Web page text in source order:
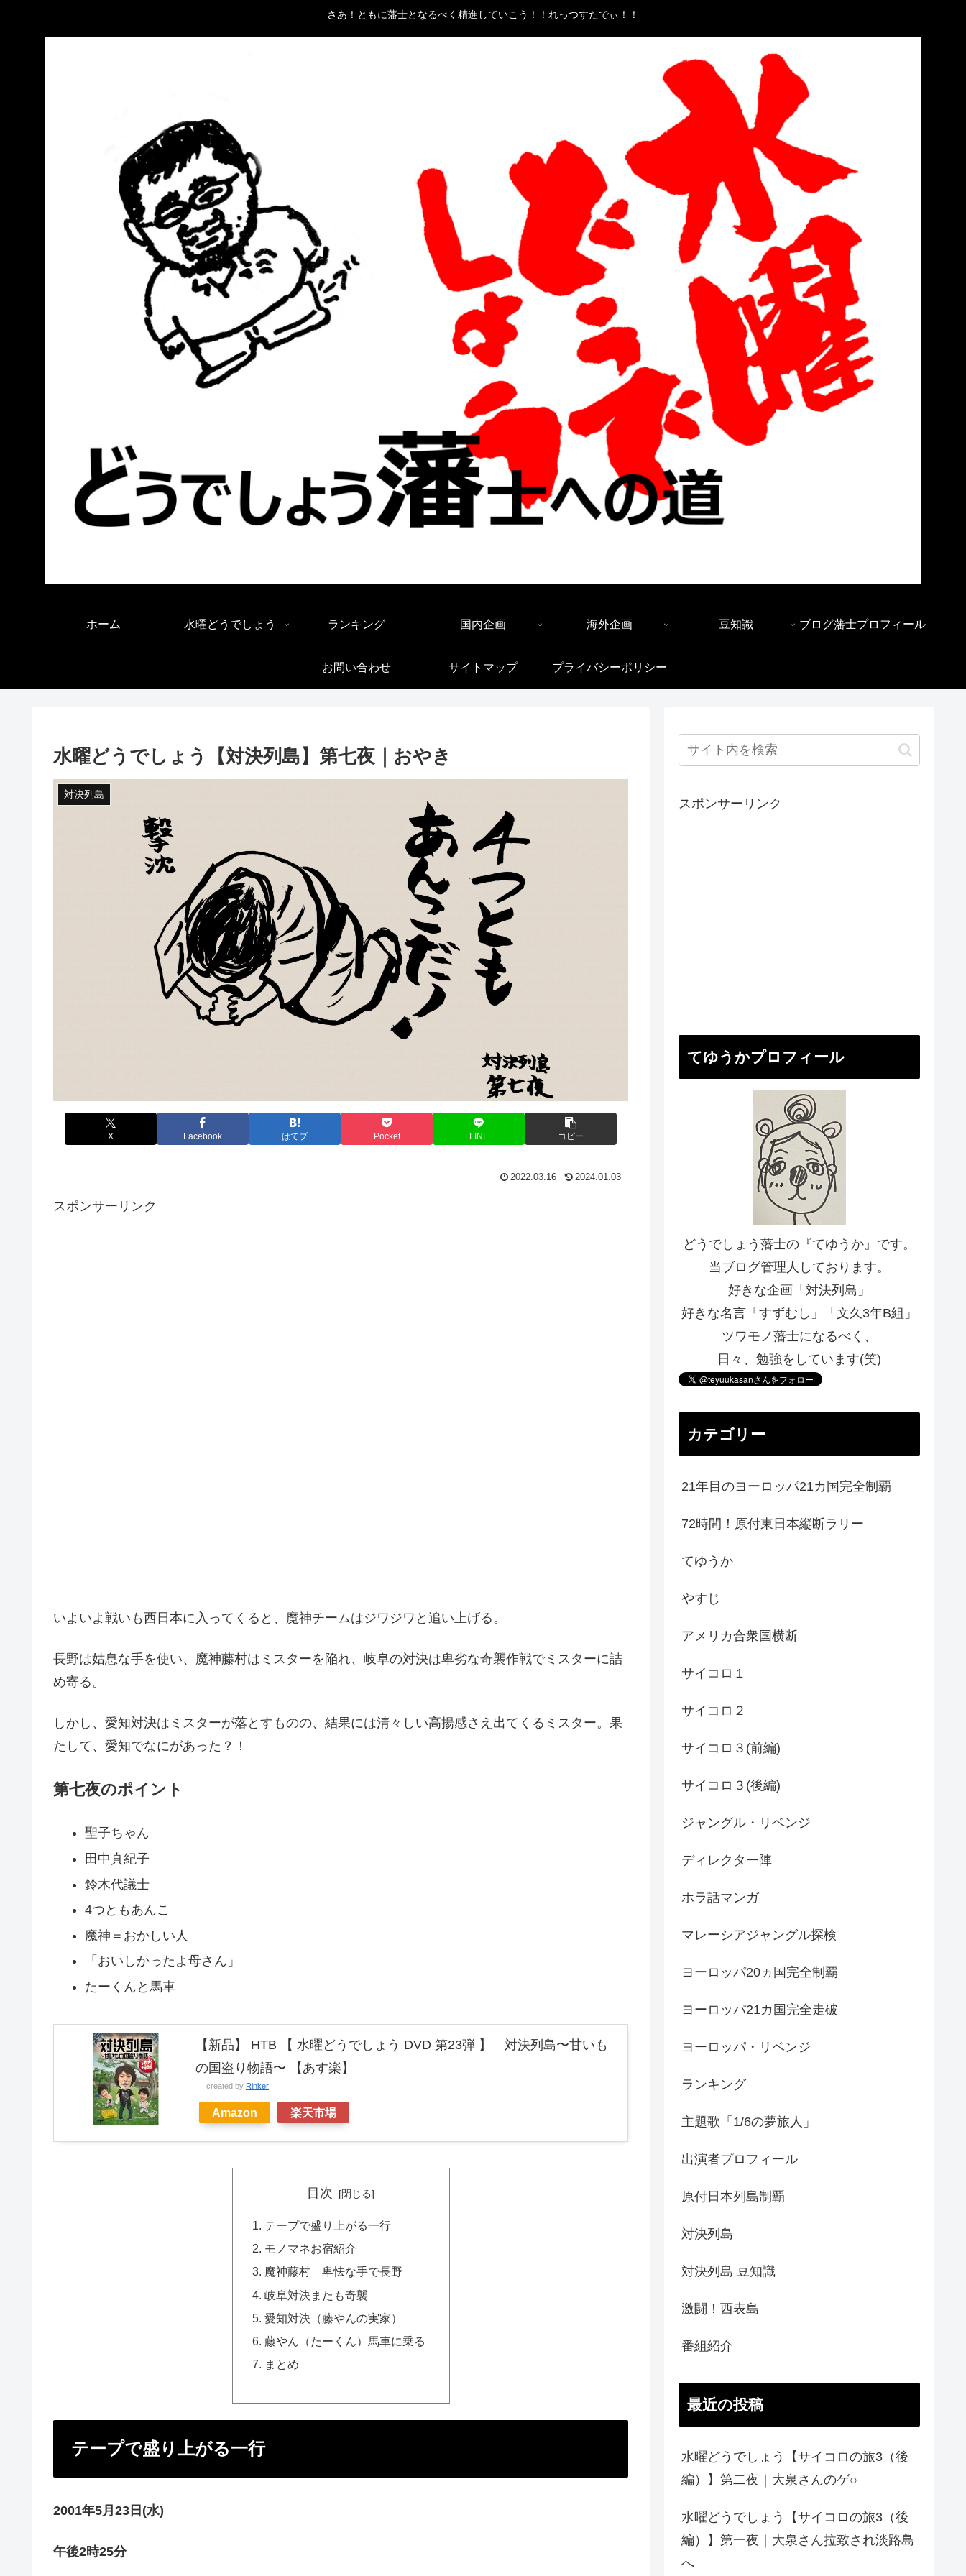
さあ！ともに藩士となるべく精進していこう！！れっつすたでぃ！！
ホーム 水曜どうでしょう ランキング 国内企画 海外企画 豆知識 ブログ藩士プロフィール
お問い合わせ サイトマップ プライバシーポリシー
水曜どうでしょう【対決列島】第七夜｜おやき
対決列島
X Facebook はてブ Pocket LINE コピー
2022.03.16 2024.01.03
スポンサーリンク
いよいよ戦いも西日本に入ってくると、魔神チームはジワジワと追い上げる。
長野は姑息な手を使い、魔神藤村はミスターを陥れ、岐阜の対決は卑劣な奇襲作戦でミスターに詰
め寄る。
しかし、愛知対決はミスターが落とすものの、結果には清々しい高揚感さえ出てくるミスター。果
たして、愛知でなにがあった？！
第七夜のポイント
聖子ちゃん
田中真紀子
鈴木代議士
4つともあんこ
魔神＝おかしい人
「おいしかったよ母さん」
たーくんと馬車
【新品】 HTB 【 水曜どうでしょう DVD 第23弾 】 対決列島〜甘いも
の国盗り物語〜 【あす楽】
created by Rinker
Amazon 楽天市場
目次
テープで盛り上がる一行
モノマネお宿紹介
魔神藤村 卑怯な手で長野
岐阜対決またも奇襲
愛知対決（藤やんの実家）
藤やん（たーくん）馬車に乗る
まとめ
テープで盛り上がる一行
2001年5月23日(水)
午後2時25分
スポンサーリンク
てゆうかプロフィール
どうでしょう藩士の『てゆうか』です。
当ブログ管理人しております。
好きな企画「対決列島」
好きな名言「すずむし」「文久3年B組」
ツワモノ藩士になるべく、
日々、勉強をしています(笑)
カテゴリー
21年目のヨーロッパ21カ国完全制覇
72時間！原付東日本縦断ラリー
てゆうか
やすじ
アメリカ合衆国横断
サイコロ１
サイコロ２
サイコロ３(前編)
サイコロ３(後編)
ジャングル・リベンジ
ディレクター陣
ホラ話マンガ
マレーシアジャングル探検
ヨーロッパ20ヵ国完全制覇
ヨーロッパ21カ国完全走破
ヨーロッパ・リベンジ
ランキング
主題歌「1/6の夢旅人」
出演者プロフィール
原付日本列島制覇
対決列島
対決列島 豆知識
激闘！西表島
番組紹介
最近の投稿
水曜どうでしょう【サイコロの旅3（後
編）】第二夜｜大泉さんのゲ○
水曜どうでしょう【サイコロの旅3（後
編）】第一夜｜大泉さん拉致され淡路島
へ